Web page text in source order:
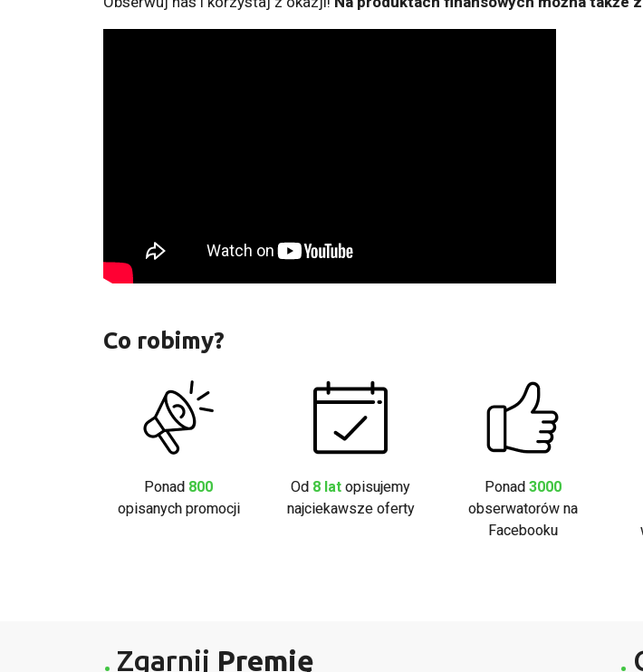
Co robimy?
Ponad 800
opisanych promocji
Od 8 lat opisujemy
najciekawsze oferty
Ponad 3000
obserwatorów na
Facebooku
Zgarnij Premię